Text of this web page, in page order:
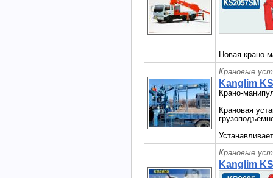
Новая крано-
Крановые
Kanglim
Крано-
Крановая
Крановые
Kanglim